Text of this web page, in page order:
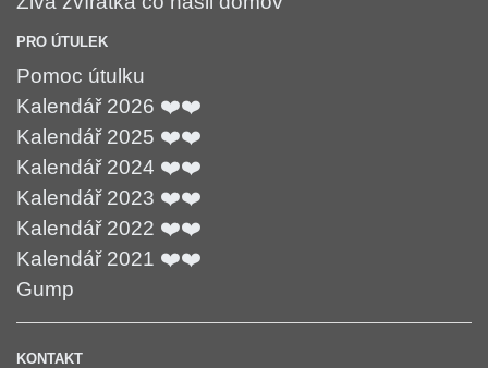
PRO ÚTULEK
Pomoc útulku
Kalendář 2026 ❤️❤️
Kalendář 2025 ❤️❤️
Kalendář 2024 ❤️❤️
Kalendář 2023 ❤️❤️
Kalendář 2022 ❤️❤️
Kalendář 2021 ❤️❤️
Gump
KONTAKT